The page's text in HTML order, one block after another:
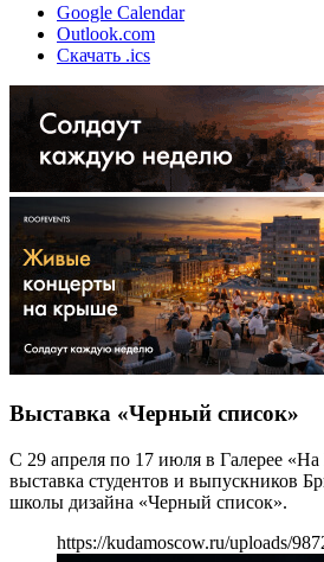
Google Calendar
Outlook.com
Скачать .ics
Выставка «Черный список»
С 29 апреля по 17 июля в Галерее
выставка студентов и выпускников
школы дизайна «Черный список».
https://kudamoscow.ru/uploads/